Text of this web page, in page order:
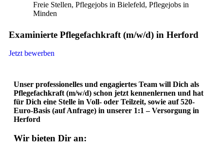
Freie Stellen, Pflegejobs in Bielefeld, Pflegejobs in
Minden​
Examinierte Pflegefachkraft (m/w/d) in Herford
Jetzt bewerben
Unser professionelles und engagiertes Team will Dich als
Pflegefachkraft (m/w/d) schon jetzt kennenlernen und hat
für Dich eine Stelle in Voll- oder Teilzeit, sowie auf 520-
Euro-Basis (auf Anfrage) in unserer 1:1 – Versorgung in
Herford
Wir bieten Dir an: